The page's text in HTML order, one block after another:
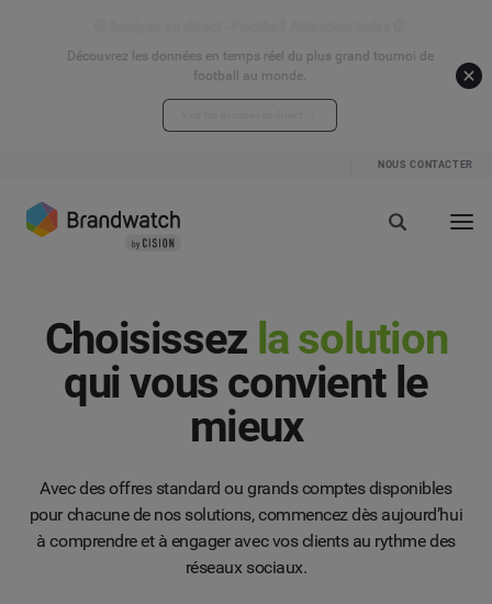
Découvrez les données en temps réel du plus grand tournoi de
football au monde.
NOUS CONTACTER
Choisissez la solution
qui vous convient le
mieux
Avec des offres standard ou grands comptes disponibles
pour chacune de nos solutions, commencez dès aujourd’hui
à comprendre et à engager avec vos clients au rythme des
réseaux sociaux.